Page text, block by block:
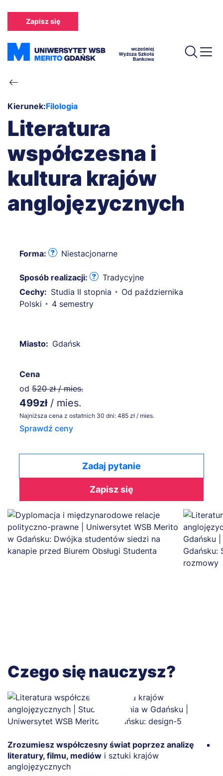
treści
Zapisz się
Ścieżka
nawigacyjna
Kierunek:Filologia
Literatura
współczesna i
kultura krajów
anglojęzycznych
Forma: Niestacjonarne
Sposób realizacji:
Tradycyjne
Cechy: Studia II stopnia
Od października
Polski
4 semestry
Miasto: Gdańsk
Cena
od 520 zł / mies.
499zł / mies.
Najniższa cena z ostatnich 30 dni: 485 zł / mies.
Sprawdź ceny
Zadaj pytanie
Zapisz się
Czego się nauczysz?
Zrozumiesz współczesny świat poprzez analizę
literatury, filmu, mediów i sztuki krajów
anglojęzycznych